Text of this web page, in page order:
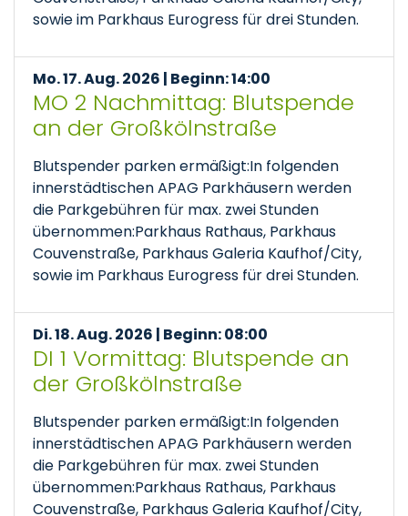
sowie im Parkhaus Eurogress für drei Stunden.
Mo. 17. Aug. 2026 | Beginn: 14:00
MO 2 Nachmittag: Blutspende
an der Großkölnstraße
Blutspender parken ermäßigt:In folgenden
innerstädtischen APAG Parkhäusern werden
die Parkgebühren für max. zwei Stunden
übernommen:Parkhaus Rathaus, Parkhaus
Couvenstraße, Parkhaus Galeria Kaufhof/City,
sowie im Parkhaus Eurogress für drei Stunden.
Di. 18. Aug. 2026 | Beginn: 08:00
DI 1 Vormittag: Blutspende an
der Großkölnstraße
Blutspender parken ermäßigt:In folgenden
innerstädtischen APAG Parkhäusern werden
die Parkgebühren für max. zwei Stunden
übernommen:Parkhaus Rathaus, Parkhaus
Couvenstraße, Parkhaus Galeria Kaufhof/City,